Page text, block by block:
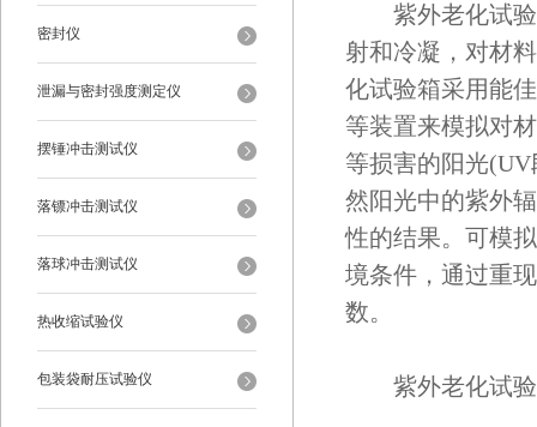
密封仪
泄漏与密封强度测定仪
摆锤冲击测试仪
落镖冲击测试仪
落球冲击测试仪
热收缩试验仪
包装袋耐压试验仪
紫外老化试验
射和冷凝，对材
化试验箱采用能
等装置来模拟对
等损害的阳光
然阳光中的紫外
性的结果。可模
境条件，通过重
数。
紫外老化试验